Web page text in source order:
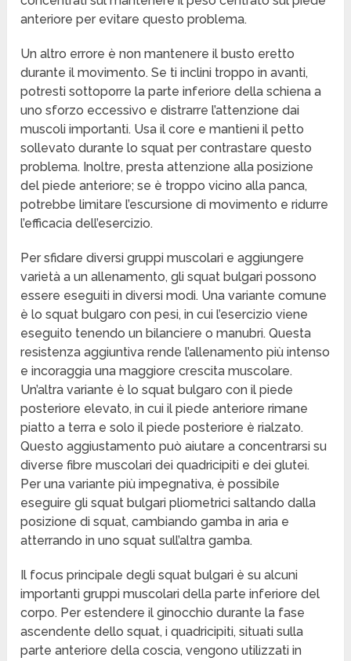
anteriore per evitare questo problema.
Un altro errore è non mantenere il busto eretto
durante il movimento. Se ti inclini troppo in avanti,
potresti sottoporre la parte inferiore della schiena a
uno sforzo eccessivo e distrarre l’attenzione dai
muscoli importanti. Usa il core e mantieni il petto
sollevato durante lo squat per contrastare questo
problema. Inoltre, presta attenzione alla posizione
del piede anteriore; se è troppo vicino alla panca,
potrebbe limitare l’escursione di movimento e ridurre
l’efficacia dell’esercizio.
Per sfidare diversi gruppi muscolari e aggiungere
varietà a un allenamento, gli squat bulgari possono
essere eseguiti in diversi modi. Una variante comune
è lo squat bulgaro con pesi, in cui l’esercizio viene
eseguito tenendo un bilanciere o manubri. Questa
resistenza aggiuntiva rende l’allenamento più intenso
e incoraggia una maggiore crescita muscolare.
Un’altra variante è lo squat bulgaro con il piede
posteriore elevato, in cui il piede anteriore rimane
piatto a terra e solo il piede posteriore è rialzato.
Questo aggiustamento può aiutare a concentrarsi su
diverse fibre muscolari dei quadricipiti e dei glutei.
Per una variante più impegnativa, è possibile
eseguire gli squat bulgari pliometrici saltando dalla
posizione di squat, cambiando gamba in aria e
atterrando in uno squat sull’altra gamba.
Il focus principale degli squat bulgari è su alcuni
importanti gruppi muscolari della parte inferiore del
corpo. Per estendere il ginocchio durante la fase
ascendente dello squat, i quadricipiti, situati sulla
parte anteriore della coscia, vengono utilizzati in